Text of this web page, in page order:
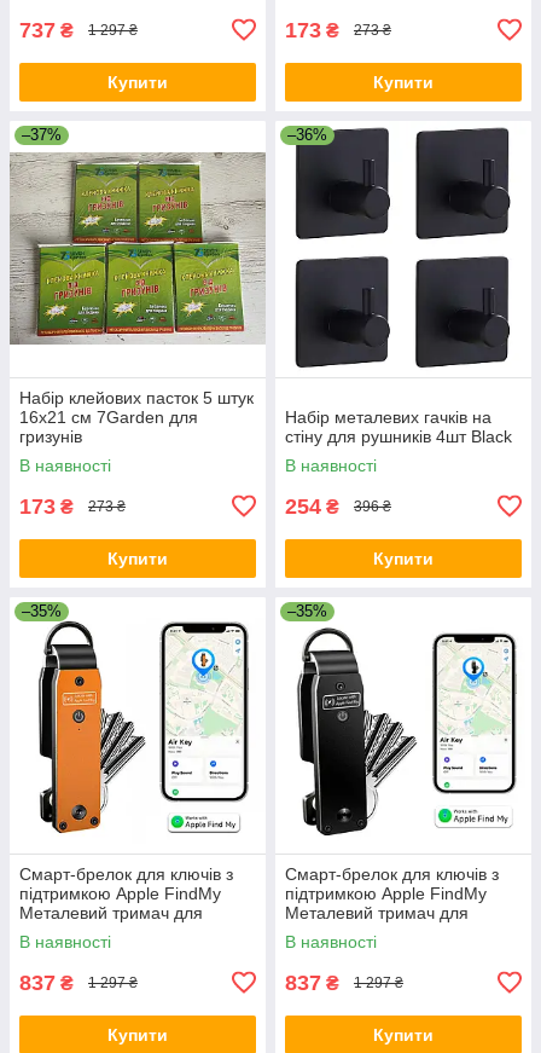
737 ₴ 1 297 ₴
Купити
173 ₴ 273 ₴
Купити
–37%
Набір клейових пасток 5 штук
16х21 см 7Garden для
гризунів
В наявності
173 ₴ 273 ₴
Купити
–36%
Набір металевих гачків на
стіну для рушників 4шт Black
В наявності
254 ₴ 396 ₴
Купити
–35%
Смарт-брелок для ключів з
підтримкою Apple FindMy
Металевий тримач для
ключів Помаранчевий
В наявності
837 ₴ 1 297 ₴
Купити
–35%
Смарт-брелок для ключів з
підтримкою Apple FindMy
Металевий тримач для
ключів Чорний
В наявності
837 ₴ 1 297 ₴
Купити